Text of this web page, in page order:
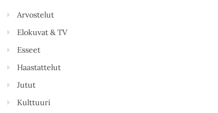
Arvostelut
Elokuvat & TV
Esseet
Haastattelut
Jutut
Kulttuuri